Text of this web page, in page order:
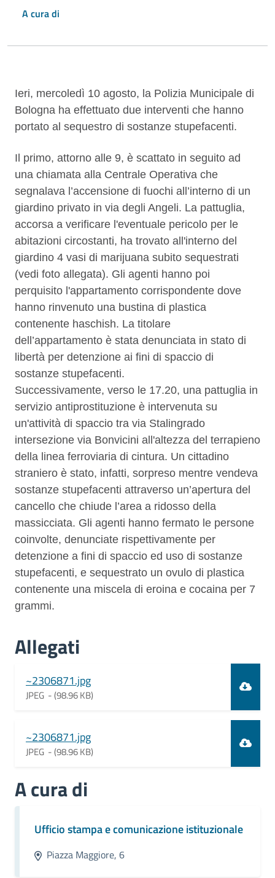
A cura di
Descrizione
Ieri, mercoledì 10 agosto, la Polizia Municipale di
Bologna ha effettuato due interventi che hanno
portato al sequestro di sostanze stupefacenti.
Il primo, attorno alle 9, è scattato in seguito ad
una chiamata alla Centrale Operativa che
segnalava l’accensione di fuochi all’interno di un
giardino privato in via degli Angeli. La pattuglia,
accorsa a verificare l'eventuale pericolo per le
abitazioni circostanti, ha trovato all'interno del
giardino 4 vasi di marijuana subito sequestrati
(vedi foto allegata). Gli agenti hanno poi
perquisito l'appartamento corrispondente dove
hanno rinvenuto una bustina di plastica
contenente haschish. La titolare
dell’appartamento è stata denunciata in stato di
libertà per detenzione ai fini di spaccio di
sostanze stupefacenti.
Successivamente, verso le 17.20, una pattuglia in
servizio antiprostituzione è intervenuta su
un'attività di spaccio tra via Stalingrado
intersezione via Bonvicini all'altezza del terrapieno
della linea ferroviaria di cintura. Un cittadino
straniero è stato, infatti, sorpreso mentre vendeva
sostanze stupefacenti attraverso un’apertura del
cancello che chiude l’area a ridosso della
massicciata. Gli agenti hanno fermato le persone
coinvolte, denunciate rispettivamente per
detenzione a fini di spaccio ed uso di sostanze
stupefacenti, e sequestrato un ovulo di plastica
contenente una miscela di eroina e cocaina per 7
grammi.
Allegati
~2306871.jpg
JPEG -(98.96 KB)
~2306871.jpg
JPEG -(98.96 KB)
A cura di
Ufficio stampa e comunicazione istituzionale
Piazza Maggiore, 6